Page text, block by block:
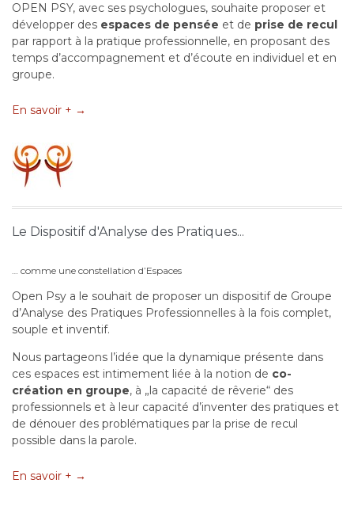
OPEN PSY, avec ses psychologues, souhaite proposer et
développer des espaces de pensée et de prise de recul
par rapport à la pratique professionnelle, en proposant des
temps d’accompagnement et d’écoute en individuel et en
groupe.
En savoir + →
Le Dispositif d'Analyse des Pratiques...
… comme une constellation d’Espaces
Open Psy a le souhait de proposer un dispositif de Groupe
d’Analyse des Pratiques Professionnelles à la fois complet,
souple et inventif.
Nous partageons l’idée que la dynamique présente dans
ces espaces est intimement liée à la notion de co-
création en groupe, à „la capacité de rêverie“ des
professionnels et à leur capacité d’inventer des pratiques et
de dénouer des problématiques par la prise de recul
possible dans la parole.
En savoir + →